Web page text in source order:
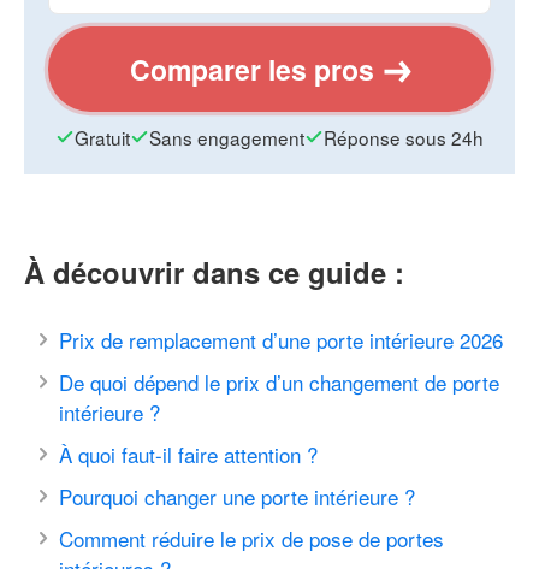
Comparer les pros
Gratuit Sans engagement Réponse sous 24h
À découvrir dans ce guide :
Prix de remplacement d’une porte intérieure 2026
De quoi dépend le prix d’un changement de porte
intérieure ?
À quoi faut-il faire attention ?
Pourquoi changer une porte intérieure ?
Comment réduire le prix de pose de portes